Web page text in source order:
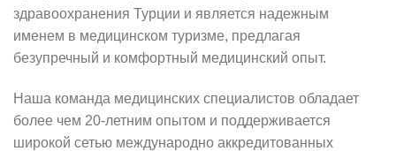
здравоохранения Турции и является надежным
именем в медицинском туризме, предлагая
безупречный и комфортный медицинский опыт.
Наша команда медицинских специалистов обладает
более чем 20-летним опытом и поддерживается
широкой сетью международно аккредитованных